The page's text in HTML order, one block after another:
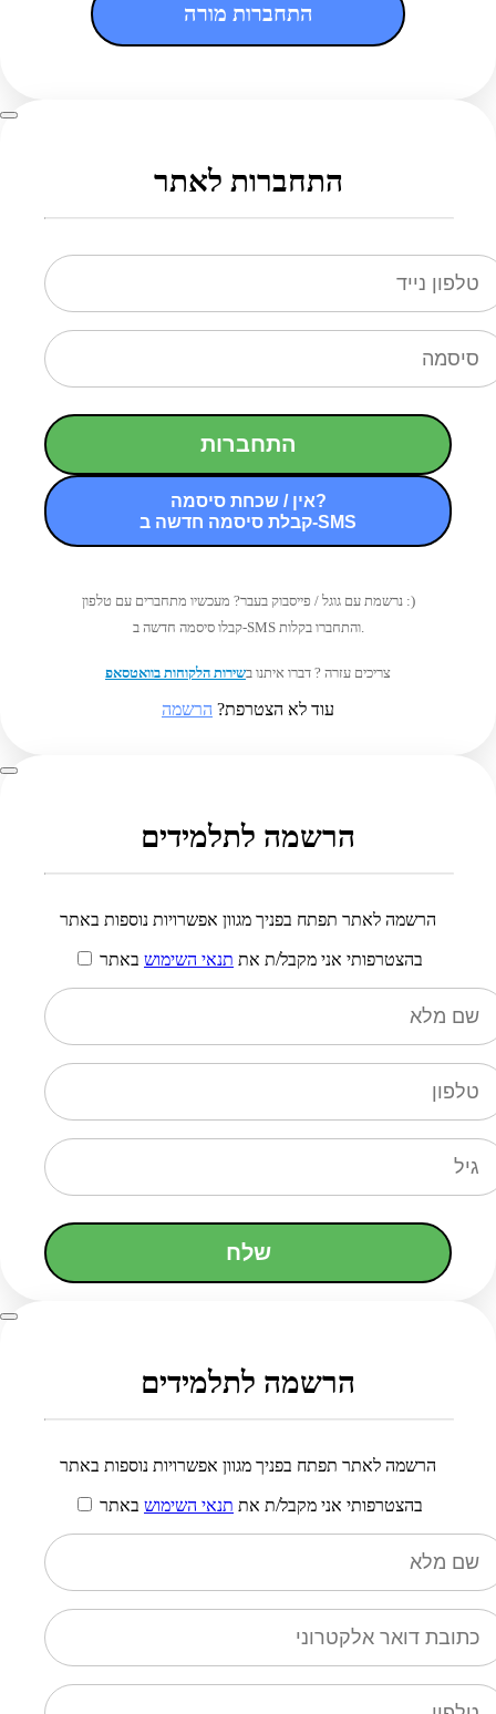
התחברות מורה
התחברות לאתר
התחברות
אין / שכחת סיסמה?
קבלת סיסמה חדשה ב-SMS
נרשמת עם גוגל / פייסבוק בעבר? מעכשיו מתחברים עם טלפון :)
קבלו סיסמה חדשה ב-SMS והתחברו בקלות.
צריכים עזרה ? דברו איתנו בשירות הלקוחות בוואטסאפ
עוד לא הצטרפת? הרשמה
הרשמה לתלמידים
הרשמה לאתר תפתח בפניך מגוון אפשרויות נוספות באתר
בהצטרפותי אני מקבל/ת את תנאי השימוש באתר
שלח
הרשמה לתלמידים
הרשמה לאתר תפתח בפניך מגוון אפשרויות נוספות באתר
בהצטרפותי אני מקבל/ת את תנאי השימוש באתר